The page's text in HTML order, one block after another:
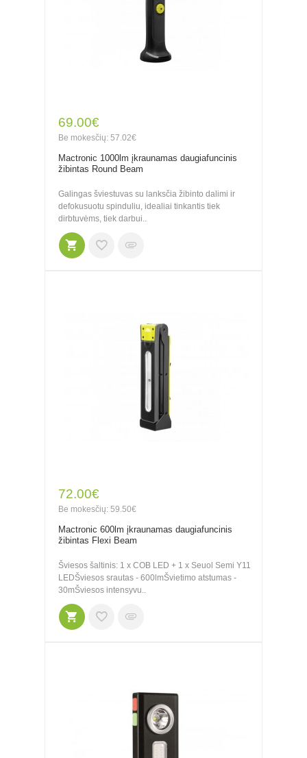
69.00€
Be mokesčių: 57.02€
Mactronic 1000lm įkraunamas daugiafuncinis
žibintas Round Beam
Galingas šviestuvas su lanksčia žibinto dalimi ir
defokusuotu spinduliu, idealiai tinkantis tiek
dirbtuvėms, tiek darbui..
72.00€
Be mokesčių: 59.50€
Mactronic 600lm įkraunamas daugiafuncinis
žibintas Flexi Beam
Šviesos šaltinis: 1 x COB LED + 1 x Seuol Semi Y11
LEDŠviesos srautas - 600lmŠvietimo atstumas -
30mŠviesos intensyvu..